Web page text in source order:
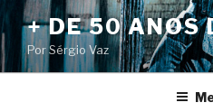
Pular
para
o
conteúdo
+ DE 50 ANOS
Por Sérgio Vaz